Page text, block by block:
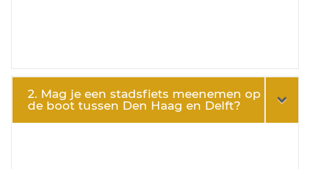
2. Mag je een stadsfiets meenemen op
de boot tussen Den Haag en Delft?